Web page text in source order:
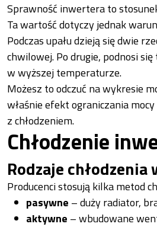
Sprawność inwertera to
Ta wartość dotyczy jednak
Podczas upału dzieją się dwie
chwilowej. Po drugie, podnosi
w wyższej temperaturze.
Możesz to odczuć na wykresie
właśnie efekt ograniczania
z chłodzeniem.
Chłodzenie
Rodzaje
Producenci stosują kilka metod
pasywne – duży radiator,
aktywne – wbudowane